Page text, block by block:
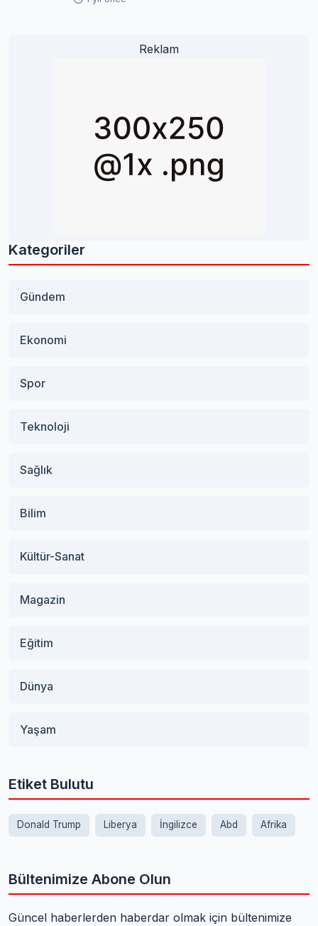
Reklam
Kategoriler
Gündem
Ekonomi
Spor
Teknoloji
Sağlık
Bilim
Kültür-Sanat
Magazin
Eğitim
Dünya
Yaşam
Etiket Bulutu
Donald Trump Liberya İngilizce Abd Afrika
Bültenimize Abone Olun
Güncel haberlerden haberdar olmak için bültenimize